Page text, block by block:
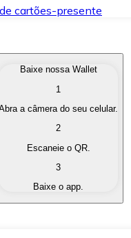
cartões-presente
de seu
criptomoedas em
criptomoeda por outra
Baixe nossa Wallet
1
a câmera do seu celular.
2
Escaneie o QR.
3
Baixe o app.